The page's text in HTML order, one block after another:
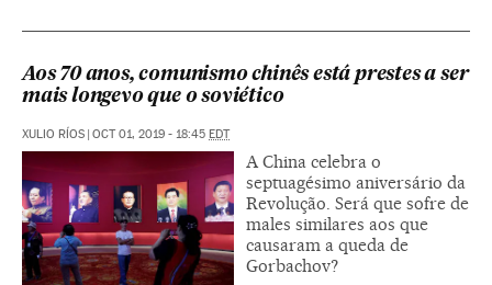
Aos 70 anos, comunismo chinês está prestes a ser
mais longevo que o soviético
XULIO RÍOS OCT 01, 2019 - 18:45 EDT
A China celebra o
septuagésimo aniversário da
Revolução. Será que sofre de
males similares aos que
causaram a queda de
Gorbachov?